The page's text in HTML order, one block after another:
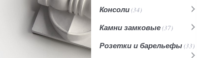
Консоли(34)
Камни замковые(37)
Розетки и барельефы(33)